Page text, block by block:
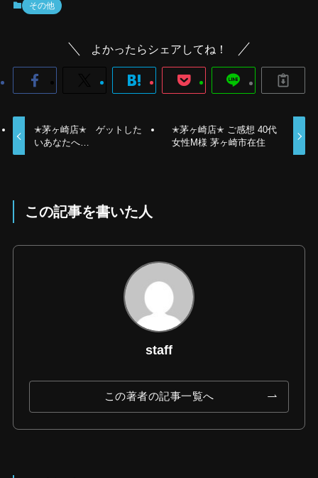
その他
よかったらシェアしてね！
✭茅ヶ崎店✭ ゲットした
いあなたへ…
✭茅ヶ崎店✭ ご感想 40代
女性M様 茅ヶ崎市在住
この記事を書いた人
staff
この著者の記事一覧へ